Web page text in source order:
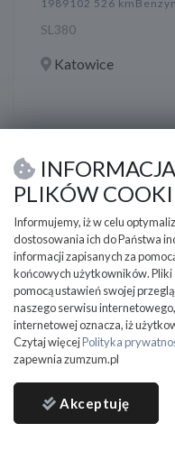
1989 102 526 km
SL380
Katowice
PLIKÓW
Informujemy, iż w celu
dostosowania ich do Państwa
informacji zapisanych za
końcowych użytkowników.
pomocą ustawień swojej
naszego serwisu
internetowej oznacza, iż
Czytaj więcejPolityka
zapewnia zumzum.pl
Akceptuję